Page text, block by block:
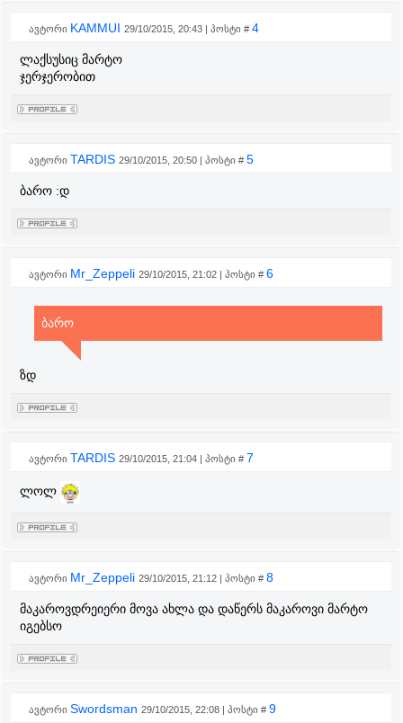
ავტორი KAMMUI 29/10/2015, 20:43 | პოსტი # 4
ლაქსუსიც მარტო
ჯერჯერობით
ავტორი TARDIS 29/10/2015, 20:50 | პოსტი # 5
ბარო :დ
ავტორი Mr_Zeppeli 29/10/2015, 21:02 | პოსტი # 6
ბარო
ზდ
ავტორი TARDIS 29/10/2015, 21:04 | პოსტი # 7
ლოლ
ავტორი Mr_Zeppeli 29/10/2015, 21:12 | პოსტი # 8
მაკაროვდრეიერი მოვა ახლა და დაწერს მაკაროვი მარტო
იგებსო
ავტორი Swordsman 29/10/2015, 22:08 | პოსტი # 9